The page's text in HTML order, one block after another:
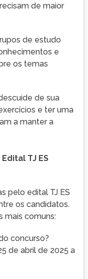
de maior
de estudo
e
os temas
de sua
e ter uma
a manter a
TJ ES
pelo edital TJ ES
os candidatos.
mais comuns:
concurso?
de abril de 2025 a